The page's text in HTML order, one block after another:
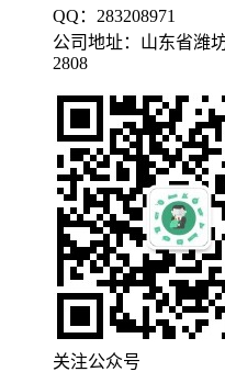
QQ：283208971
公司地址：山东省潍
2808
关注公众号